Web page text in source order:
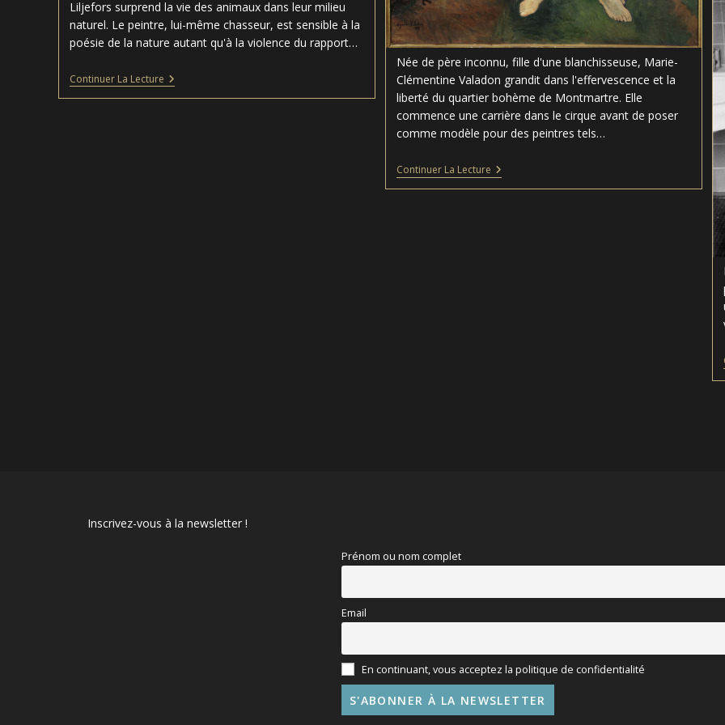
Née de père inconnu, fille d'une blanchisseuse, Marie-
Clémentine Valadon grandit dans l'effervescence et la
liberté du quartier bohème de Montmartre. Elle
commence une carrière dans le cirque avant de poser
comme modèle pour des peintres tels…
Continuer La LectureAdam
Et
Liljefors surprend la vie des animaux dans leur milieu
naturel. Le peintre, lui-même chasseur, est sensible à la
poésie de la nature autant qu'à la violence du rapport…
Continuer La LectureComposition
–
Inscrivez-vous à la newsletter !
Prénom ou nom complet
Email
En continuant, vous acceptez la politique de confidentialité